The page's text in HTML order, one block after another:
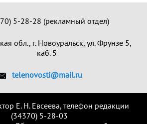
5-28-28 (рекламный отдел)
обл., г. Новоуральск, ул. Фрунзе 5,
каб. 5
telenovosti@mail.ru
Е. Н. Евсеева, телефон редакции
(34370) 5-28-03